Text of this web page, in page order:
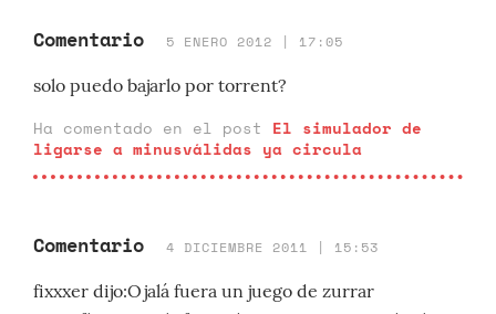
Comentario 5 ENERO 2012 | 17:05
solo puedo bajarlo por torrent?
Ha comentado en el post El simulador de
ligarse a minusválidas ya circula
Comentario 4 DICIEMBRE 2011 | 15:53
fixxxer dijo:Ojalá fuera un juego de zurrar